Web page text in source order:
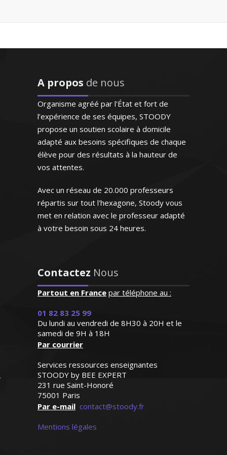
Monsieur H.E (Marseille,
étudiant au supérieur)
"Respect des horaires et
maîtrise du programme ce
qui est très appréciable. Le
professeur est posé et très
Madame C.K (Verneuil sur
Seine, élève en primaire)
nombreux élèves en cours particuliers.
humeur durant mes séances
Monsieur H. Jean-Philippe -
Professeur de biologie (SVT) -
Depuis 15 ans déjà, j’enseigne les cours
formations spécialisées sur mesure pour
les professionnels de la vente et du
marketing. J’aime transmettre le savoir
Madame P. Adélaïde – Professeur de
comptabilité/gestion - Nantes
J’enseigne l'économie et la gestion au
A propos de nous
Organisme agréé par l'État et fort de
l’expérience de ses équipes, STOODY
propose un soutien scolaire à domicile
adapté aux besoins spécifiques de chaque
élève pour des résultats à la hauteur de
vos attentes.
Avec un réseau de 20.000 professeurs
répartis sur tout l'hexagone, Stoody vous
met en relation avec le professeur adapté
à votre besoin sous 24 heures.
Contactez Nous
Partout en France par téléphone au :
01 82 83 25 99
Du lundi au vendredi de 8H30 à 20H et le
samedi de 9H à 18H
Par courrier
Services ressources enseignantes
STOODY by BEE EXPERT
231 rue Saint-Honoré
75001 Paris
Par e-mail contact@stoody.fr
Mentions légales